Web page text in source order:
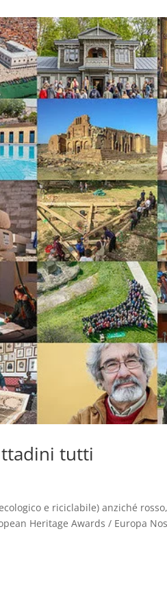
tutti
e riciclabile) anziché
Heritage Awards / Europa